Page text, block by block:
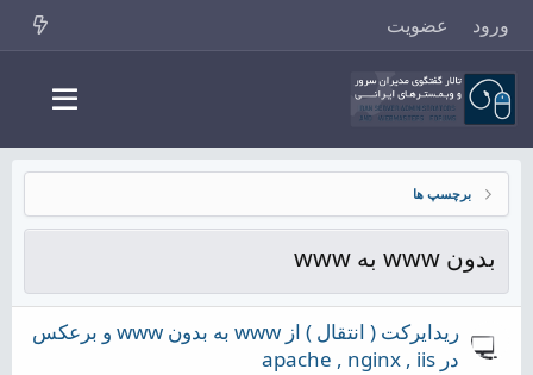
ورود عضویت
برچسپ ها
بدون www به www
ریدایرکت ( انتقال ) از www به بدون www و برعکس
در apache , nginx , iis